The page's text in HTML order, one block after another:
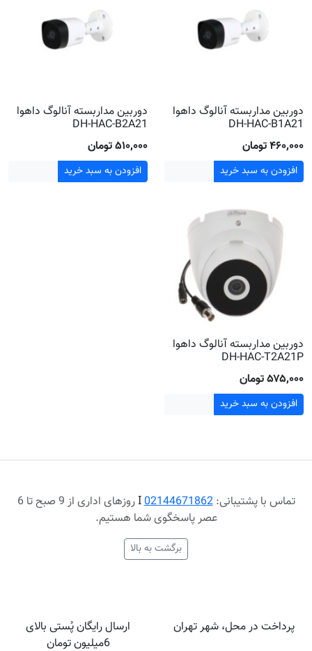
دوربین مداربسته آنالوگ داهوا
DH-HAC-B1A21
۴۶۰٬۰۰۰ تومان
افزودن به سبد خرید
دوربین مداربسته آنالوگ داهوا
DH-HAC-B2A21
۵۱۰٬۰۰۰ تومان
افزودن به سبد خرید
دوربین مداربسته آنالوگ داهوا
DH-HAC-T2A21P
۵۷۵٬۰۰۰ تومان
افزودن به سبد خرید
تماس با پشتیبانی:02144671862
Ι
روزهای اداری از 9 صبح تا 6
عصر پاسخگوی شما هستیم.
برگشت به بالا
پرداخت در محل، شهر تهران
ارسال رایگان پُستی بالای
6میلیون تومان